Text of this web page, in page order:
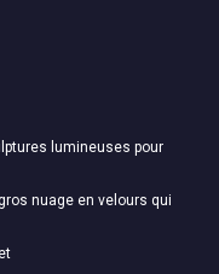
lumineuses pour
nuage en velours qui